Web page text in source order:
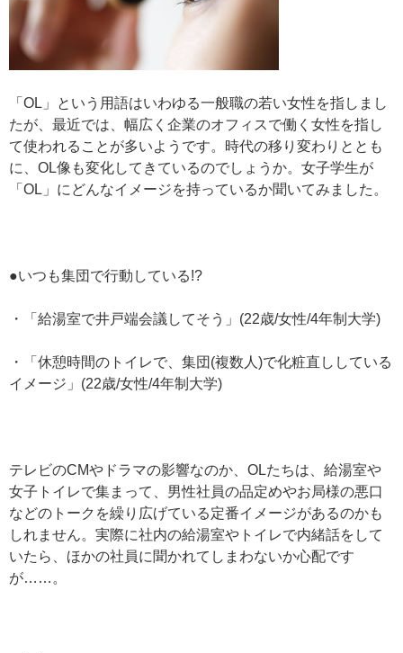
「OL」という用語はいわゆる一般職の若い女性を指しまし
たが、最近では、幅広く企業のオフィスで働く女性を指し
て使われることが多いようです。時代の移り変わりととも
に、OL像も変化してきているのでしょうか。女子学生が
「OL」にどんなイメージを持っているか聞いてみました。
●いつも集団で行動している!?
・「給湯室で井戸端会議してそう」(22歳/女性/4年制大学)
・「休憩時間のトイレで、集団(複数人)で化粧直ししている
イメージ」(22歳/女性/4年制大学)
テレビのCMやドラマの影響なのか、OLたちは、給湯室や
女子トイレで集まって、男性社員の品定めやお局様の悪口
などのトークを繰り広げている定番イメージがあるのかも
しれません。実際に社内の給湯室やトイレで内緒話をして
いたら、ほかの社員に聞かれてしまわないか心配です
が……。